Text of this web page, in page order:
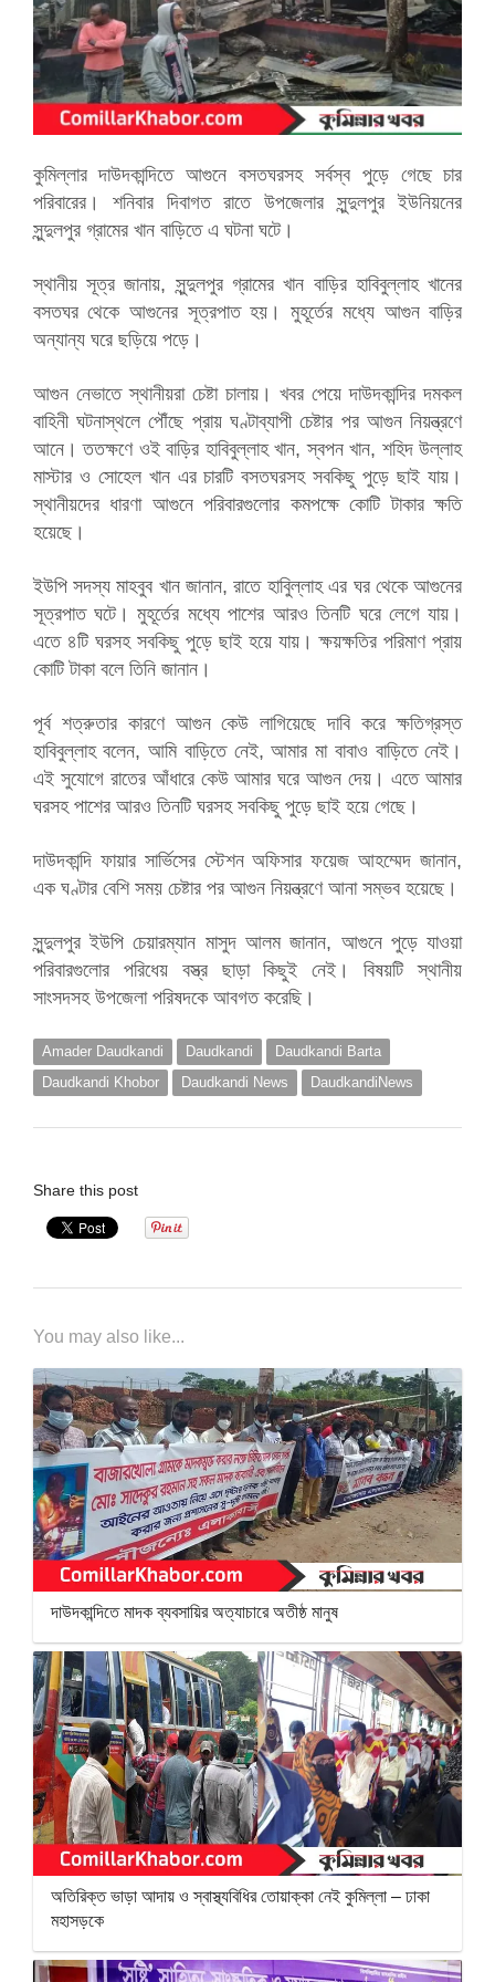
কুমিল্লার দাউদকান্দিতে আগুনে বসতঘরসহ সর্বস্ব পুড়ে গেছে চার
পরিবারের। শনিবার দিবাগত রাতে উপজেলার সুন্দুলপুর ইউনিয়নের
সুন্দুলপুর গ্রামের খান বাড়িতে এ ঘটনা ঘটে।
স্থানীয় সূত্র জানায়, সুন্দুলপুর গ্রামের খান বাড়ির হাবিবুল্লাহ খানের
বসতঘর থেকে আগুনের সূত্রপাত হয়। মুহূর্তের মধ্যে আগুন বাড়ির
অন্যান্য ঘরে ছড়িয়ে পড়ে।
আগুন নেভাতে স্থানীয়রা চেষ্টা চালায়। খবর পেয়ে দাউদকান্দির দমকল
বাহিনী ঘটনাস্থলে পৌঁছে প্রায় ঘণ্টাব্যাপী চেষ্টার পর আগুন নিয়ন্ত্রণে
আনে। ততক্ষণে ওই বাড়ির হাবিবুল্লাহ খান, স্বপন খান, শহিদ উল্লাহ
মাস্টার ও সোহেল খান এর চারটি বসতঘরসহ সবকিছু পুড়ে ছাই যায়।
স্থানীয়দের ধারণা আগুনে পরিবারগুলোর কমপক্ষে কোটি টাকার ক্ষতি
হয়েছে।
ইউপি সদস্য মাহবুব খান জানান, রাতে হাবিুল্লাহ এর ঘর থেকে আগুনের
সূত্রপাত ঘটে। মুহূর্তের মধ্যে পাশের আরও তিনটি ঘরে লেগে যায়।
এতে ৪টি ঘরসহ সবকিছু পুড়ে ছাই হয়ে যায়। ক্ষয়ক্ষতির পরিমাণ প্রায়
কোটি টাকা বলে তিনি জানান।
পূর্ব শত্রুতার কারণে আগুন কেউ লাগিয়েছে দাবি করে ক্ষতিগ্রস্ত
হাবিবুল্লাহ বলেন, আমি বাড়িতে নেই, আমার মা বাবাও বাড়িতে নেই।
এই সুযোগে রাতের আঁধারে কেউ আমার ঘরে আগুন দেয়। এতে আমার
ঘরসহ পাশের আরও তিনটি ঘরসহ সবকিছু পুড়ে ছাই হয়ে গেছে।
দাউদকান্দি ফায়ার সার্ভিসের স্টেশন অফিসার ফয়েজ আহম্মেদ জানান,
এক ঘণ্টার বেশি সময় চেষ্টার পর আগুন নিয়ন্ত্রণে আনা সম্ভব হয়েছে।
সুন্দুলপুর ইউপি চেয়ারম্যান মাসুদ আলম জানান, আগুনে পুড়ে যাওয়া
পরিবারগুলোর পরিধেয় বস্ত্র ছাড়া কিছুই নেই। বিষয়টি স্থানীয়
সাংসদসহ উপজেলা পরিষদকে আবগত করেছি।
Amader Daudkandi Daudkandi
Daudkandi Barta
Daudkandi Khobor
Daudkandi News DaudkandiNews
Share this post
You may also like...
দাউদকান্দিতে মাদক ব্যবসায়ির অত্যাচারে অতীষ্ঠ মানুষ
অতিরিক্ত ভাড়া আদায় ও স্বাস্থ্যবিধির তোয়াক্কা নেই কুমিল্লা – ঢাকা
মহাসড়কে